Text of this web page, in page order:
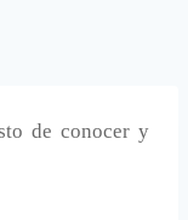
de conocer y